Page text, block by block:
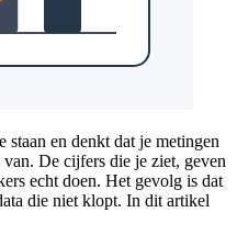
en denkt dat je metingen
De cijfers die je ziet, geven
echt doen. Het gevolg is dat
die niet klopt. In dit artikel